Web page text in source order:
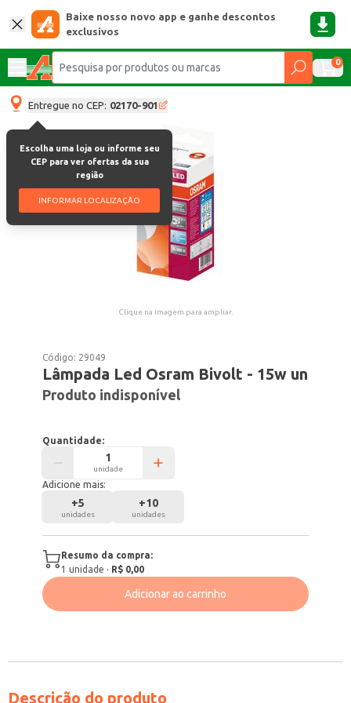
Baixe nosso novo app e ganhe descontos
exclusivos
0
Entregue no CEP: 02170-901
Escolha uma loja ou informe seu
CEP para ver ofertas da sua
região
INFORMAR LOCALIZAÇÃO
Clique na imagem para ampliar.
Código: 29049
Lâmpada Led Osram Bivolt - 15w un
Produto indisponível
Quantidade:
unidade
Adicione mais:
+5
unidades
+10
unidades
Resumo da compra:
1 unidade · R$ 0,00
Adicionar ao carrinho
Descrição do produto